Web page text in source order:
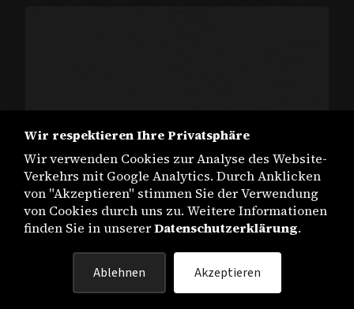
Wir respektieren Ihre Privatsphäre
Wir verwenden Cookies zur Analyse des Website-
Verkehrs mit Google Analytics. Durch Anklicken
von "Akzeptieren" stimmen Sie der Verwendung
von Cookies durch uns zu. Weitere Informationen
finden Sie in unsererDatenschutzerklärung.
Ablehnen Akzeptieren